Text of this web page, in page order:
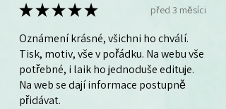
★★★★★ před 3 měsíci
Oznámení krásné, všichni ho chválí.
Tisk, motiv, vše v pořádku. Na webu vše
potřebné, i laik ho jednoduše edituje.
Na web se dají informace postupně
přidávat.